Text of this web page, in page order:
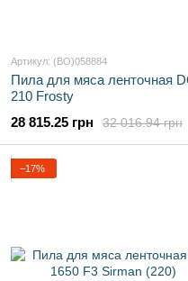
Артикул: (BO)058884
Пила для мяса ленточная
210 Frosty
32 016.94 грн
28 815.25 грн
−17%